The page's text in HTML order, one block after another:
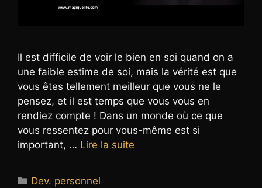
Il est difficile de voir le bien en soi quand on a
une faible estime de soi, mais la vérité est que
vous êtes tellement meilleur que vous ne le
pensez, et il est temps que vous vous en
rendiez compte ! Dans un monde où ce que
vous ressentez pour vous-même est si
important, … Lire la suite
Catégories
Dev. personnel